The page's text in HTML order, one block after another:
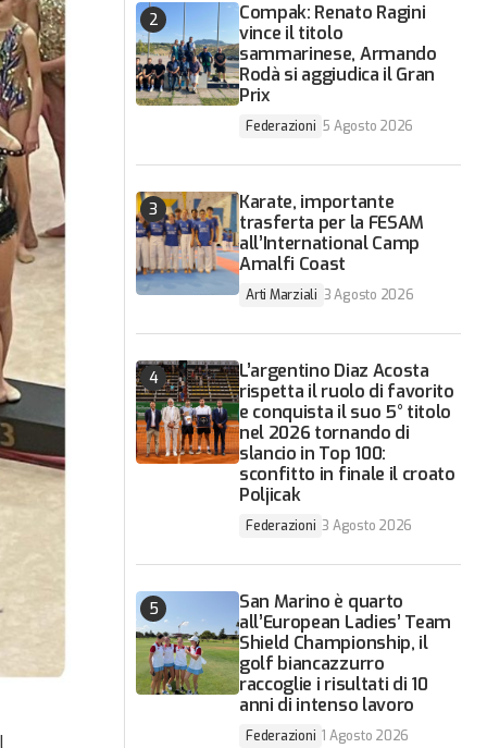
Compak: Renato Ragini
vince il titolo
sammarinese, Armando
Rodà si aggiudica il Gran
Prix
Federazioni 5 Agosto 2026
Karate, importante
trasferta per la FESAM
all’International Camp
Amalfi Coast
Arti Marziali 3 Agosto 2026
L’argentino Diaz Acosta
rispetta il ruolo di favorito
e conquista il suo 5° titolo
nel 2026 tornando di
slancio in Top 100:
sconfitto in finale il croato
Poljicak
Federazioni 3 Agosto 2026
San Marino è quarto
all’European Ladies’ Team
Shield Championship, il
golf biancazzurro
raccoglie i risultati di 10
anni di intenso lavoro
Federazioni 1 Agosto 2026